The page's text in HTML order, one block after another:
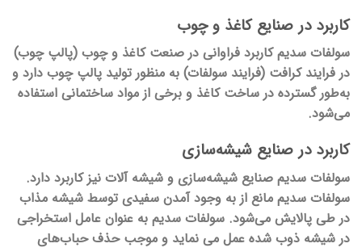
کاربرد در صنایع کاغذ و چوب
سولفات سدیم کاربرد فراوانی در صنعت کاغذ و چوب (پالپ چوب)
در فرایند کرافت (فرایند سولفات) به منظور تولید پالپ چوب دارد و
به‌طور گسترده در ساخت کاغذ و برخی از مواد ساختمانی استفاده
می‌شود.
کاربرد در صنایع شیشه‌سازی
سولفات سدیم صنایع شیشه‌سازی و شیشه آلات نیز کاربرد دارد.
سولفات سدیم مانع از به وجود آمدن سفیدی توسط شیشه مذاب
در طی پالایش می‌شود. سولفات سدیم به عنوان عامل استخراجی
در شیشه ذوب شده عمل می نماید و موجب حذف حباب‌های